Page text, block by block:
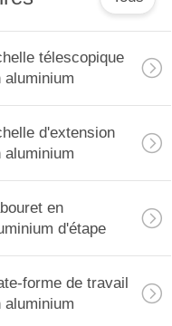
télescopique
aluminium
d'extension
aluminium
en
d'étape
forme de travail
aluminium